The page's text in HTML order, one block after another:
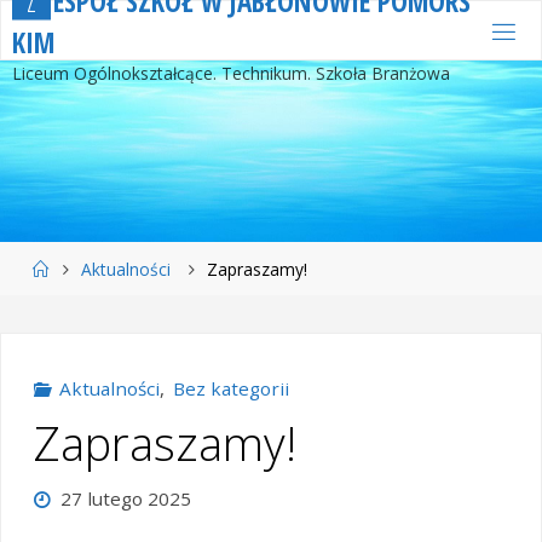
Przejdź
do
treści
KIM
Liceum Ogólnokształcące. Technikum. Szkoła Branżowa
StronaAktualności Zapraszamy!
Aktualności, Bez kategorii
Zapraszamy!
27 lutego 2025